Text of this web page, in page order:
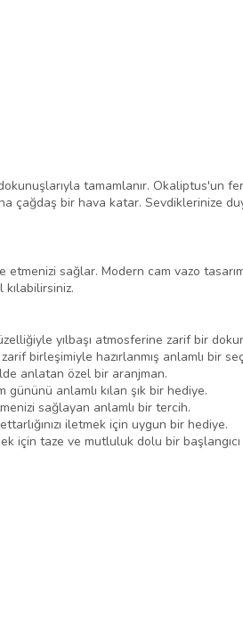
tamamlanır. Okaliptus'un
bir hava katar. Sevdiklerinize
sağlar. Modern cam vazo
yılbaşı atmosferine zarif bir
birleşimiyle hazırlanmış anlamlı bir
anlatan özel bir aranjman.
anlamlı kılan şık bir hediye.
sağlayan anlamlı bir tercih.
iletmek için uygun bir hediye.
için taze ve mutluluk dolu bir